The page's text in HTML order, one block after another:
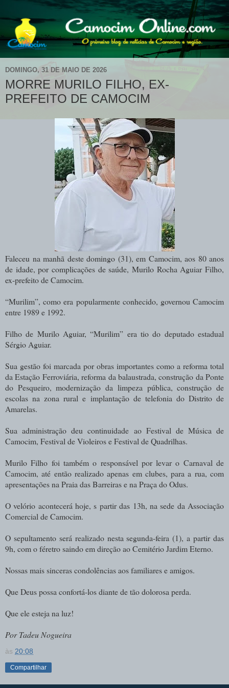
DOMINGO, 31 DE MAIO DE 2026
MORRE MURILO FILHO, EX-
PREFEITO DE CAMOCIM
Faleceu na manhã deste domingo (31), em Camocim, aos 80 anos
de idade, por complicações de saúde, Murilo Rocha Aguiar Filho,
ex-prefeito de Camocim.
“Murilim”, como era popularmente conhecido, governou Camocim
entre 1989 e 1992.
Filho de Murilo Aguiar, “Murilim” era tio do deputado estadual
Sérgio Aguiar.
Sua gestão foi marcada por obras importantes como a reforma total
da Estação Ferroviária, reforma da balaustrada, construção da Ponte
do Pesqueiro, modernização da limpeza pública, construção de
escolas na zona rural e implantação de telefonia do Distrito de
Amarelas.
Sua administração deu continuidade ao Festival de Música de
Camocim, Festival de Violeiros e Festival de Quadrilhas.
Murilo Filho foi também o responsável por levar o Carnaval de
Camocim, até então realizado apenas em clubes, para a rua, com
apresentações na Praia das Barreiras e na Praça do Odus.
O velório acontecerá hoje, s partir das 13h, na sede da Associação
Comercial de Camocim.
O sepultamento será realizado nesta segunda-feira (1), a partir das
9h, com o féretro saindo em direção ao Cemitério Jardim Eterno.
Nossas mais sinceras condolências aos familiares e amigos.
Que Deus possa confortá-los diante de tão dolorosa perda.
Que ele esteja na luz!
Por Tadeu Nogueira
às 20:08
Compartilhar